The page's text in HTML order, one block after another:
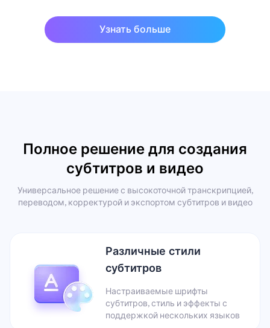
Узнать больше
Полное решение для создания
субтитров и видео
Универсальное решение с высокоточной транскрипцией,
переводом, корректурой и экспортом субтитров и видео
Различные стили
субтитров
Настраиваемые шрифты
субтитров, стиль и эффекты с
поддержкой нескольких языков